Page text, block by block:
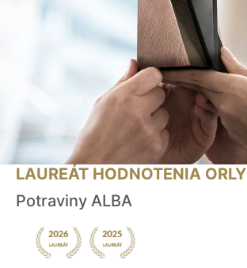
LAUREÁT HODNOTENIA ORLY
Potraviny ALBA